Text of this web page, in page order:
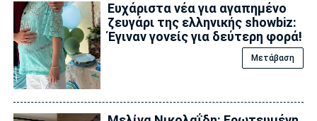
Ευχάριστα νέα για αγαπημένο
ζευγάρι της ελληνικής showbiz:
Έγιναν γονείς για δεύτερη φορά!
Μετάβαση